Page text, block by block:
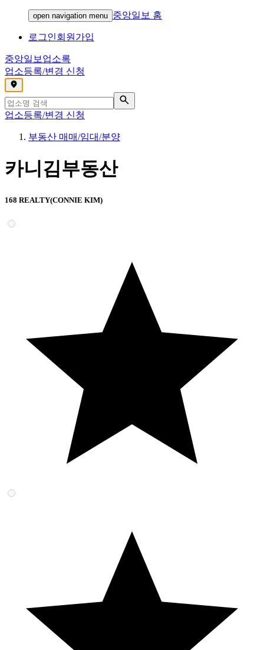
open navigation menu 중앙일보 홈
로그인회원가입
중앙일보 업소록
업소등록/변경 신청
,
업소등록/변경 신청
부동산 매매/임대/분양
카니김부동산
168 REALTY(CONNIE KIM)